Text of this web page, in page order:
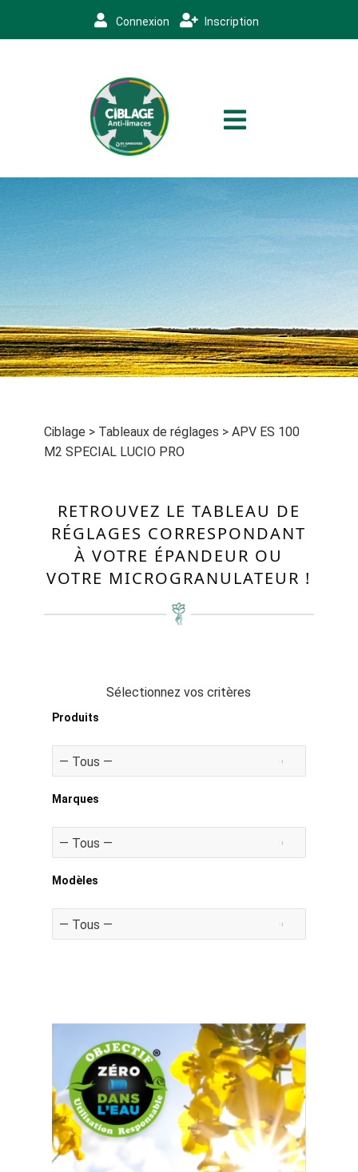
Connexion Inscription
Ciblage > Tableaux de réglages > APV ES 100
M2 SPECIAL LUCIO PRO
RETROUVEZ LE TABLEAU DE
RÉGLAGES CORRESPONDANT
À VOTRE ÉPANDEUR OU
VOTRE MICROGRANULATEUR !
Sélectionnez vos critères
Produits
Marques
Modèles